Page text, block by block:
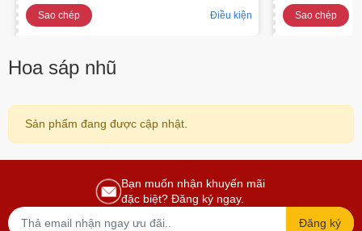
Sao chép
Điều kiện
Sao chép
Hoa sáp nhũ
Sản phẩm đang được cập nhật.
Bạn muốn nhận khuyến mãi
đặc biệt? Đăng ký ngay.
Đăng ký